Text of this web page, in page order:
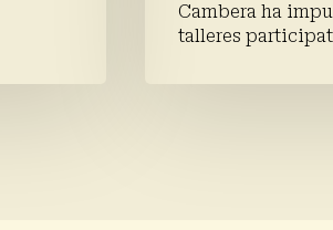
Cambera ha
talleres